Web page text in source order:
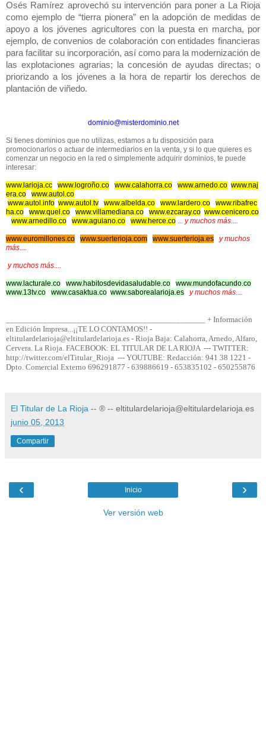
Osés Ramírez aprovechó su intervención para poner a La Rioja
como ejemplo de “tierra pionera” en la adopción de medidas de
apoyo a los jóvenes agricultores con la puesta en marcha, por
ejemplo, de convenios de colaboración con entidades financieras
para facilitar su incorporación, así como para la modernización de
las explotaciones agrarias; la concesión de ayudas directas; o
priorizando a los jóvenes a la hora de repartir los derechos de
plantación de viñedo.
dominio@misterdominio.net
Si tienes dominios que no utilizas, estamos a tu disposición para
promocionarlos o actuar de intermediarios en la venta, y si lo que quieres es
comenzar un negocio en la red o simplemente adquirir dominios, te puede
interesar:
www.larioja.cc www.logroño.co www.calahorra.co www.arnedo.co www.naj
era.co
www.autol.co
www.autol.info www.autol.tv www.albelda.co www.lardero.co
www.ribafrec
ha.co
www.quel.co www.villamediana.co www.ezcaray.co www.cenicero.co
www.arnedillo.co
www.aguiano.co www.herce.co ... y muchos más....
www.euromillones.co www.suerterioja.com www.suerterioja.es
y muchos
más....
y muchos más....
www.lacturale.co www.habitosdevidasaludable.co
www.mundofacundo.co
www.13tv.co
www.casaktua.co www.saborealarioja.es y muchos más....
________________________________________________ + Información
en Edición Impresa...¡¡TE LO CONTAMOS!! -
eltitulardelarioja@eltitulardelarioja.es - Rioja Baja: Calahorra, Arnedo, Alfaro,
Cervera. La Rioja. FACEBOOK: EL TITULAR DE LA RIOJA --- TWITTER:
http://twitter.com/elTitular_Rioja --- YOUTUBE: Redacción: 941 38 1221 -
Dpto. Comercial Externo 696291877 - 639886619 - 653835102 - 650255876
El Titular de La Rioja -- ® -- eltitulardelarioja@eltitulardelarioja.es
junio 05, 2013
Compartir
‹ ›
Inicio
Ver versión web